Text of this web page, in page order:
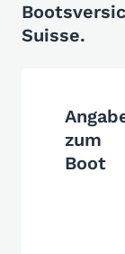
Suisse.
zum
Boot